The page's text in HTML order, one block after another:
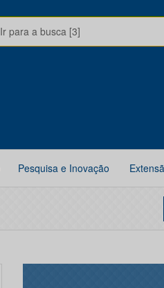
Ir para a busca [3]
Pesquisa e Inovação